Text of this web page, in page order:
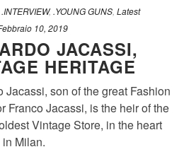
.INTERVIEW, .YOUNG GUNS Latest
10, 2019
JACASSI,
HERITAGE
Jacassi, son of the great Fashion
Franco Jacassi, is the heir of the
Vintage Store, in the heart
Milan.